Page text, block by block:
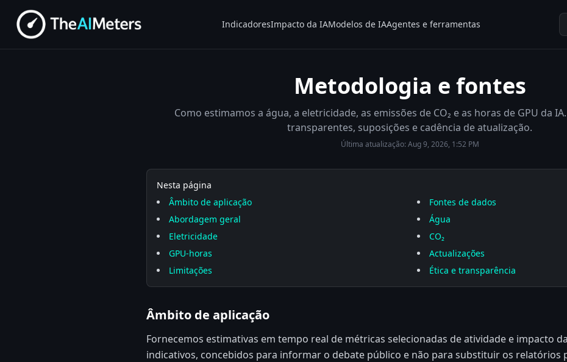
IndicadoresImpacto da IAModelos de IAAgentes e ferramentas
Metodologia e fontes
Como estimamos a água, a eletricidade, as emissões de CO₂ e as horas de GPU da
transparentes, suposições e cadência de atualização.
Última atualização:Aug 9, 2026, 1:52 PM
Nesta página
Âmbito de aplicação
Fontes de dados
Abordagem geral
Água
Eletricidade
CO₂
GPU-horas
Actualizações
Limitações
Ética e transparência
Âmbito de aplicação
Fornecemos estimativas em tempo real de métricas selecionadas de atividade e impacto
indicativos, concebidos para informar o debate público e não para substituir os relatórios